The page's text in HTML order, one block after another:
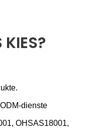
KIES?
dienste
OHSAS18001,